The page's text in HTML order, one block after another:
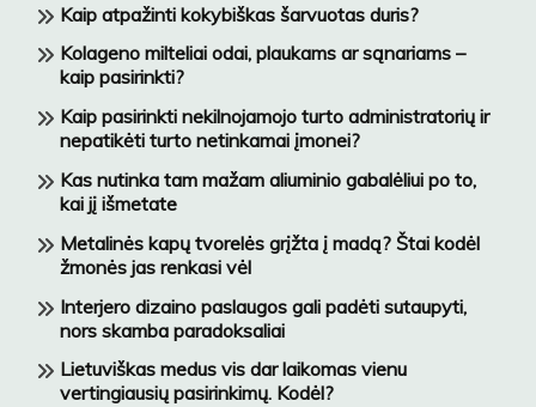
Kaip atpažinti kokybiškas šarvuotas duris?
Kolageno milteliai odai, plaukams ar sąnariams –
kaip pasirinkti?
Kaip pasirinkti nekilnojamojo turto administratorių ir
nepatikėti turto netinkamai įmonei?
Kas nutinka tam mažam aliuminio gabalėliui po to,
kai jį išmetate
Metalinės kapų tvorelės grįžta į madą? Štai kodėl
žmonės jas renkasi vėl
Interjero dizaino paslaugos gali padėti sutaupyti,
nors skamba paradoksaliai
Lietuviškas medus vis dar laikomas vienu
vertingiausių pasirinkimų. Kodėl?